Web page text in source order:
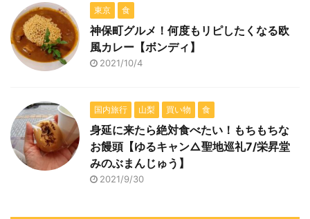
東京 食
神保町グルメ！何度もリピしたくなる欧
風カレー【ボンディ】
2021/10/4
国内旅行 山梨 買い物 食
身延に来たら絶対食べたい！もちもちな
お饅頭【ゆるキャン△聖地巡礼7/栄昇堂
みのぶまんじゅう】
2021/9/30